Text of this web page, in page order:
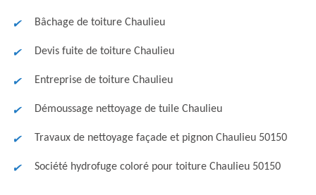
Bâchage de toiture Chaulieu
Devis fuite de toiture Chaulieu
Entreprise de toiture Chaulieu
Démoussage nettoyage de tuile Chaulieu
Travaux de nettoyage façade et pignon Chaulieu 50150
Société hydrofuge coloré pour toiture Chaulieu 50150